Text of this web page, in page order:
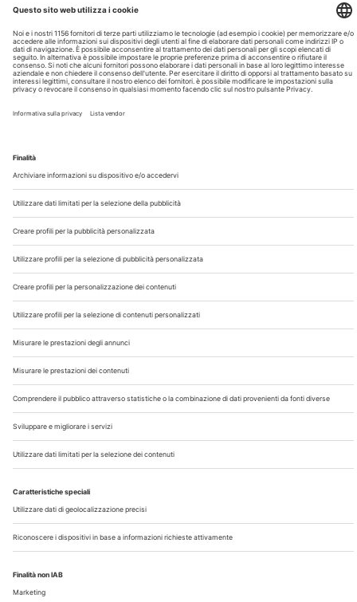
Chi Siamo
Contatti
Note Legali
Privacy
©2026 Edra S.p.a | www.edraspa.it | P.iva 08056040960
| Tel. 02/881841 | Sede legale: Viale Enrico Forlanini 21 -
20134 Milano (Italy)